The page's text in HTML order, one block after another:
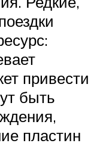
привести
быть
пластин